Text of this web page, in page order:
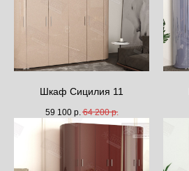
Шкаф Сицилия 11
59 100 р. 64 200 р.